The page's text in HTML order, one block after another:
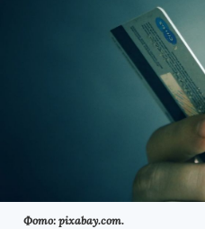
Фото: pixabay.com.